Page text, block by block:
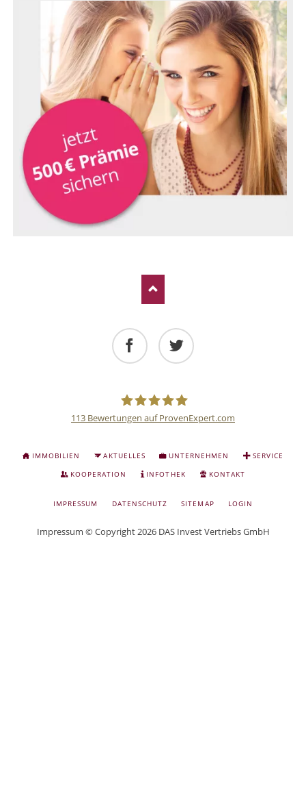
Anlage
und
113 Bewertungen auf ProvenExpert.com
NAVIGATION
IMMOBILIEN AKTUELLES UNTERNEHMEN
SERVICE
KOOPERATION
INFOTHEK KONTAKT
NAVIGATION
IMPRESSUM DATENSCHUTZ SITEMAP LOGIN
Impressum © Copyright 2026 DAS Invest Vertriebs GmbH